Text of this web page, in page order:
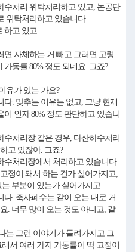
처리 위탁처리하고 있고, 논공단
위탁처리하고 있습니다.
하고 있고.
면 자체하는 거 빼고 그러면 고령
동률 80% 정도 되네요. 그죠?
유가 있는 가요?
. 맞추는 이유는 없고, 그냥 현재
인자 80% 정도 판단하고 있습니
수처리장 같은 경우, 다산하수처리
고 있잖아. 그죠?
처리장에서 처리하고 있습니다.
정이 돼서 하는 건가 싶어가지고,
부분이 있는가 싶어가지고.
. 축사폐수는 같이 오는 대로 거
. 너무 많이 오는 것도 아니고, 같
는 그런 이야기가 들려가지고 그
서 여러 가지 가동률이 딱 고정이